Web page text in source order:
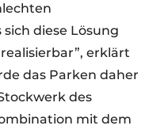
diese Lösung
erklärt
das Parken daher
des
mit dem